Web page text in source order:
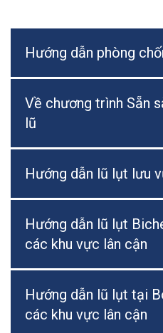
Hướng dẫn phòng
Về chương trình Sẵn
lũ
Hướng dẫn lũ lụt lưu
Hướng dẫn lũ lụt
các khu vực lân cận
Hướng dẫn lũ lụt tại
các khu vực lân cận